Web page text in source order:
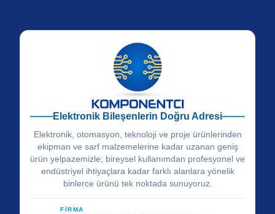
Elektronik Bileşenlerin Doğru Adresi
Elektronik, otomasyon, teknoloji ve proje ürünlerinden
ekipman ve sarf malzemelerine kadar uzanan geniş
ürün yelpazemizle; bireysel kullanımdan profesyonel ve
endüstriyel ihtiyaçlara kadar farklı alanlara yönelik
binlerce ürünü tek noktada sunuyoruz.
FİRMA